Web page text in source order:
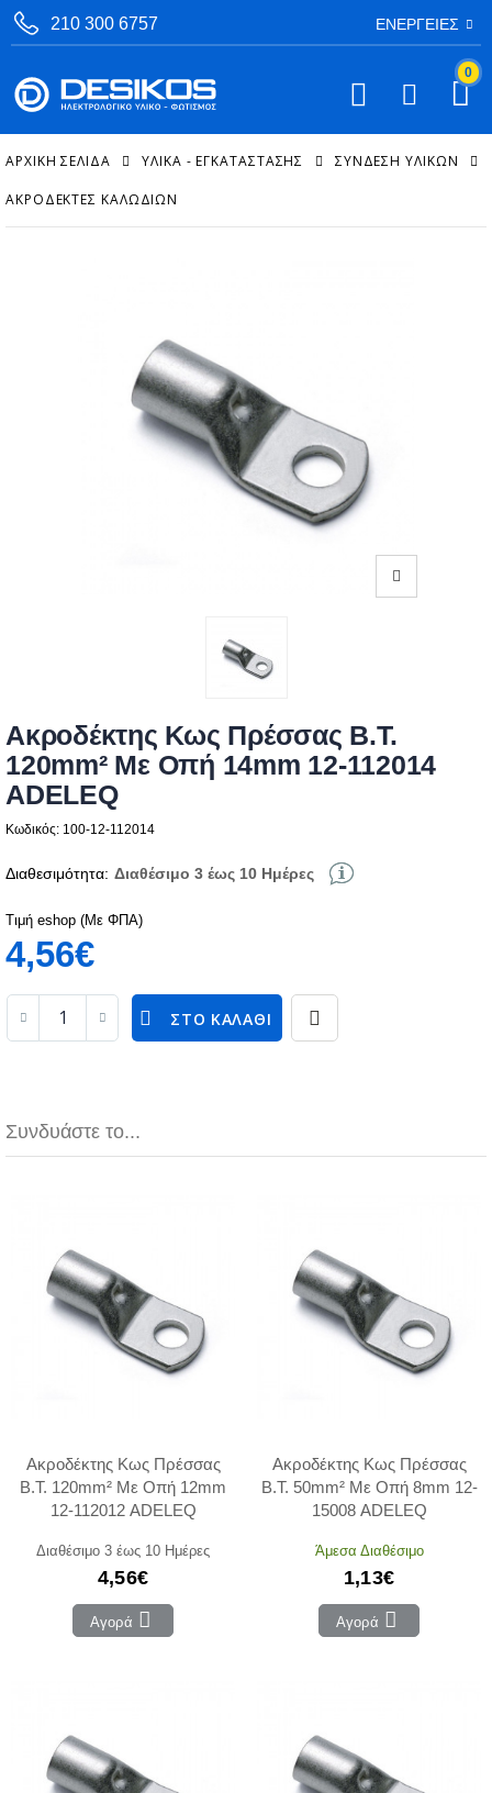
210 300 6757 ΕΝΈΡΓΕΙΕΣ
0
ΑΡΧΙΚΉ ΣΕΛΊΔΑ ΥΛΙΚΑ - ΕΓΚΑΤΑΣΤΑΣΗΣ ΣΎΝΔΕΣΗ ΥΛΙΚΏΝ
ΑΚΡΟΔΈΚΤΕΣ ΚΑΛΩΔΊΩΝ
Ακροδέκτης Κως Πρέσσας Β.Τ.
120mm² Με Οπή 14mm 12-112014
ADELEQ
Κωδικός: 100-12-112014
Διαθεσιμότητα: Διαθέσιμο 3 έως 10 Ημέρες
Τιμή eshop (Με ΦΠΑ)
4,56€
ΣΤΟ ΚΑΛΆΘΙ
Συνδυάστε το...
Ακροδέκτης Κως Πρέσσας
Β.Τ. 120mm² Με Οπή 12mm
12-112012 ADELEQ
Διαθέσιμο 3 έως 10 Ημέρες
4,56€
Αγορά
Ακροδέκτης Κως Πρέσσας
Β.Τ. 50mm² Με Οπή 8mm 12-
15008 ADELEQ
Άμεσα Διαθέσιμο
1,13€
Αγορά